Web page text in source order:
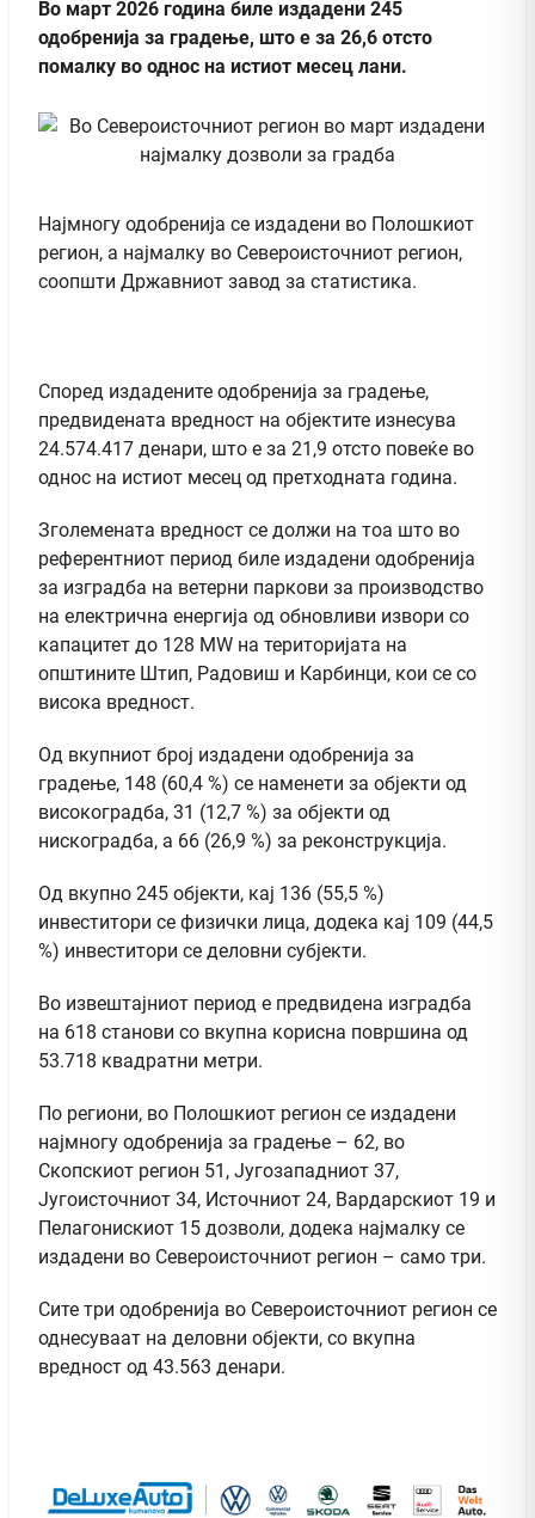
Во март 2026 година биле издадени 245
одобренија за градење, што е за 26,6 отсто
помалку во однос на истиот месец лани.
Најмногу одобренија се издадени во Полошкиот
регион, а најмалку во Североисточниот регион,
соопшти Државниот завод за статистика.
Според издадените одобренија за градење,
предвидената вредност на објектите изнесува
24.574.417 денари, што е за 21,9 отсто повеќе во
однос на истиот месец од претходната година.
Зголемената вредност се должи на тоа што во
референтниот период биле издадени одобренија
за изградба на ветерни паркови за производство
на електрична енергија од обновливи извори со
капацитет до 128 MW на територијата на
општините Штип, Радовиш и Карбинци, кои се со
висока вредност.
Од вкупниот број издадени одобренија за
градење, 148 (60,4 %) се наменети за објекти од
високоградба, 31 (12,7 %) за објекти од
нискоградба, а 66 (26,9 %) за реконструкција.
Од вкупно 245 објекти, кај 136 (55,5 %)
инвеститори се физички лица, додека кај 109 (44,5
%) инвеститори се деловни субјекти.
Во извештајниот период е предвидена изградба
на 618 станови со вкупна корисна површина од
53.718 квадратни метри.
По региони, во Полошкиот регион се издадени
најмногу одобренија за градење – 62, во
Скопскиот регион 51, Југозападниот 37,
Југоисточниот 34, Источниот 24, Вардарскиот 19 и
Пелагонискиот 15 дозволи, додека најмалку се
издадени во Североисточниот регион – само три.
Сите три одобренија во Североисточниот регион се
однесуваат на деловни објекти, со вкупна
вредност од 43.563 денари.